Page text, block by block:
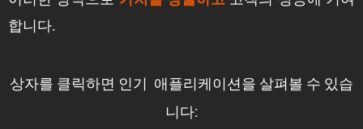
합니다.
상자를 클릭하면 인기 애플리케이션을 살펴볼 수 있습
니다: